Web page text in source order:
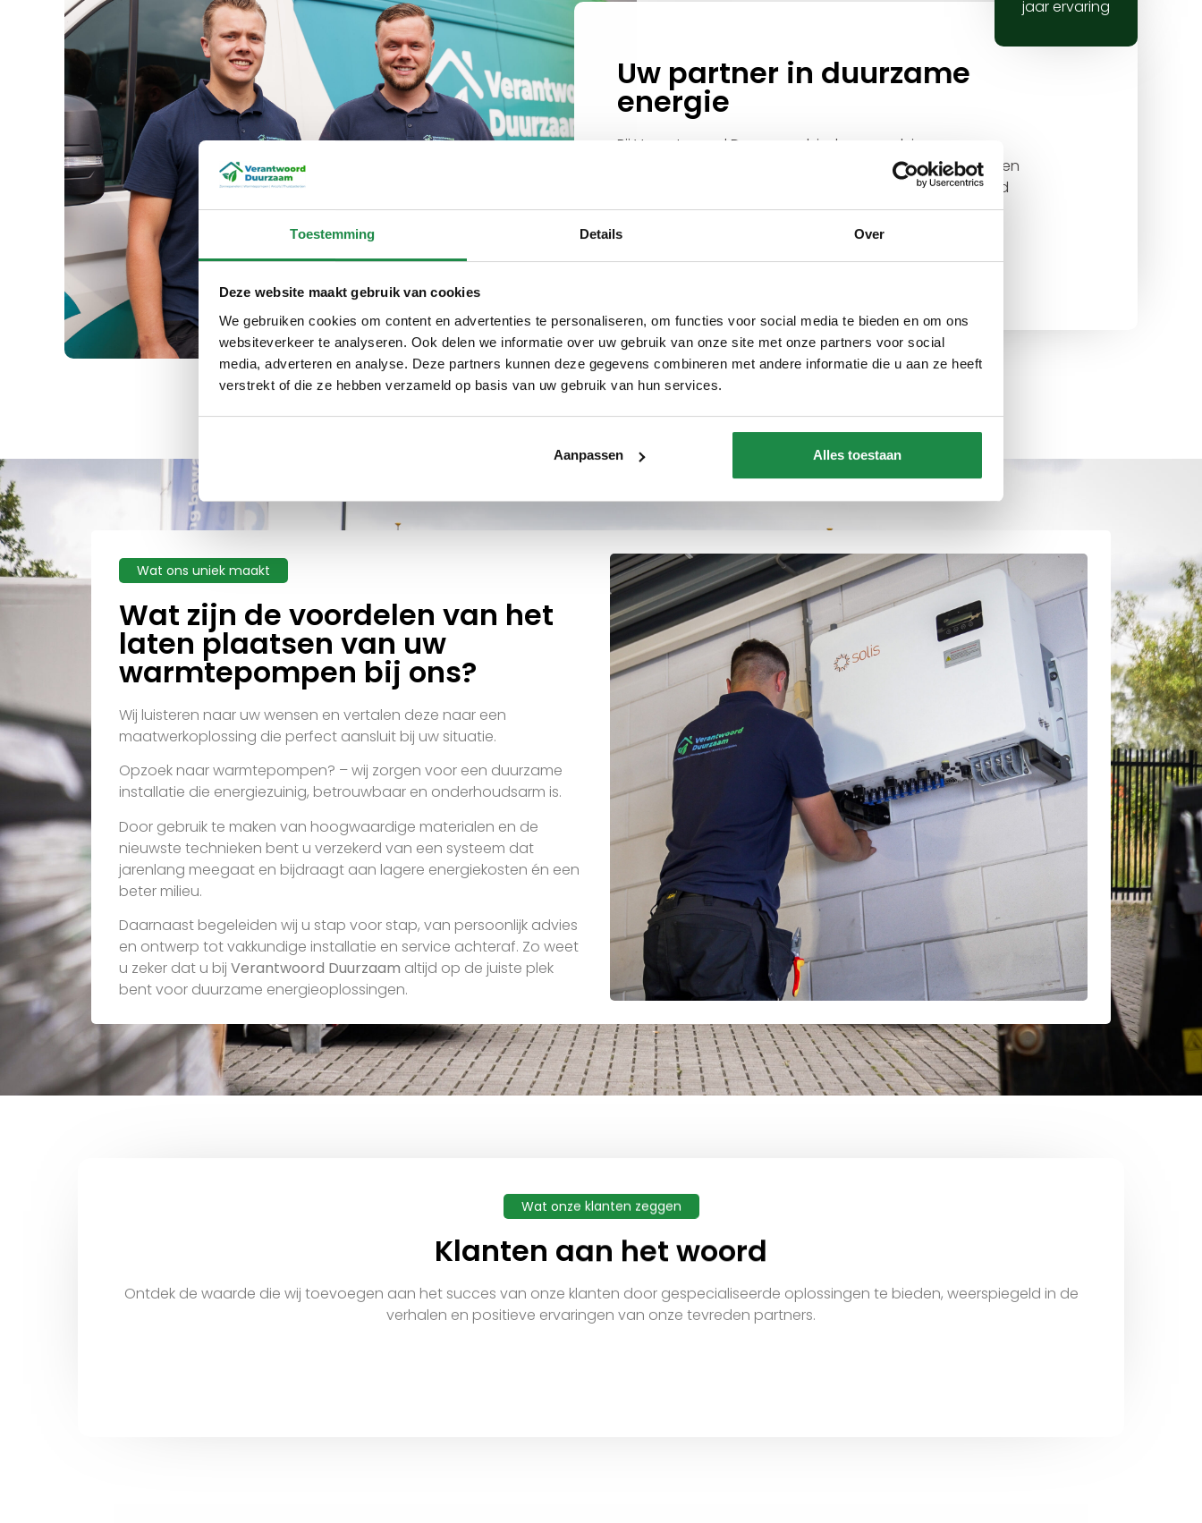
Toestemming Details Over
Deze website maakt gebruik van cookies
We gebruiken cookies om content en advertenties te personaliseren, om functies voor social media te bieden en om ons
websiteverkeer te analyseren. Ook delen we informatie over uw gebruik van onze site met onze partners voor social
media, adverteren en analyse. Deze partners kunnen deze gegevens combineren met andere informatie die u aan ze heeft
verstrekt of die ze hebben verzameld op basis van uw gebruik van hun services.
Aanpassen Alles toestaan
jaar ervaring
Uw partner in duurzame
energie
Bij Verantwoord Duurzaam bieden we advies en
installaties die uw energieverbruik optimaliseren en kosten
verlagen. Onze diensten zijn betrouwbaar en eerlijk, altijd
met een focus op kwaliteit en efficiëntie.
Expertise Kwaliteit Ervaring
Wat ons uniek maakt
Wat zijn de voordelen van het
laten plaatsen van uw
warmtepompen bij ons?
Wij luisteren naar uw wensen en vertalen deze naar een
maatwerkoplossing die perfect aansluit bij uw situatie.
Opzoek naar warmtepompen? – wij zorgen voor een duurzame
installatie die energiezuinig, betrouwbaar en onderhoudsarm is.
Door gebruik te maken van hoogwaardige materialen en de
nieuwste technieken bent u verzekerd van een systeem dat
jarenlang meegaat en bijdraagt aan lagere energiekosten én een
beter milieu.
Daarnaast begeleiden wij u stap voor stap, van persoonlijk advies
en ontwerp tot vakkundige installatie en service achteraf. Zo weet
u zeker dat u bij Verantwoord Duurzaam altijd op de juiste plek
bent voor duurzame energieoplossingen.
Wat onze klanten zeggen
Klanten aan het woord
Ontdek de waarde die wij toevoegen aan het succes van onze klanten door gespecialiseerde oplossingen te bieden, weerspiegeld in de
verhalen en positieve ervaringen van onze tevreden partners.